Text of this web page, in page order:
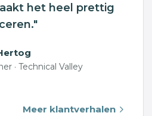
het heel prettig
· Technical Valley
Meer klantverhalen